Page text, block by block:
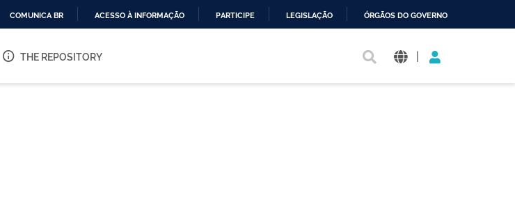
O
COMUNICA BR ACESSO À INFORMAÇÃO PARTICIPE LEGISLAÇÃO ÓRGÃOS DO GOVERNO
THE REPOSITORY |